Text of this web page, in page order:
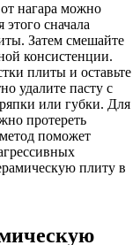
нагара можно
сначала
Затем смешайте
консистенции.
плиты и оставьте
удалите пасту с
или губки. Для
протереть
поможет
плиту в